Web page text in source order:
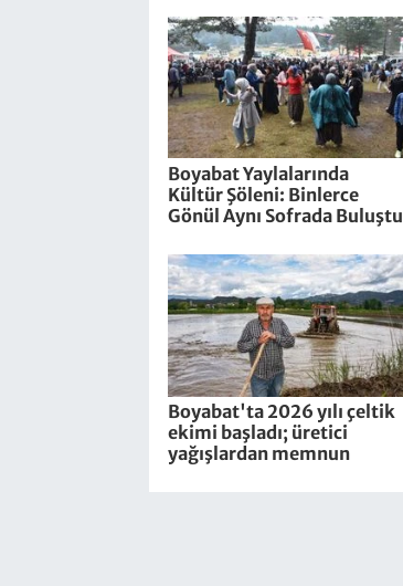
Boyabat Yaylalarında
Kültür Şöleni: Binlerce
Gönül Aynı Sofrada Buluştu
Boyabat'ta 2026 yılı çeltik
ekimi başladı; üretici
yağışlardan memnun